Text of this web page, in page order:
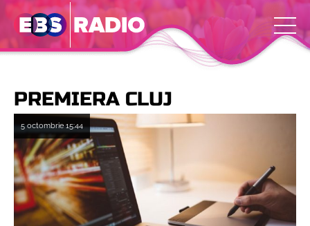
PREMIERA CLUJ
5 octombrie15:44